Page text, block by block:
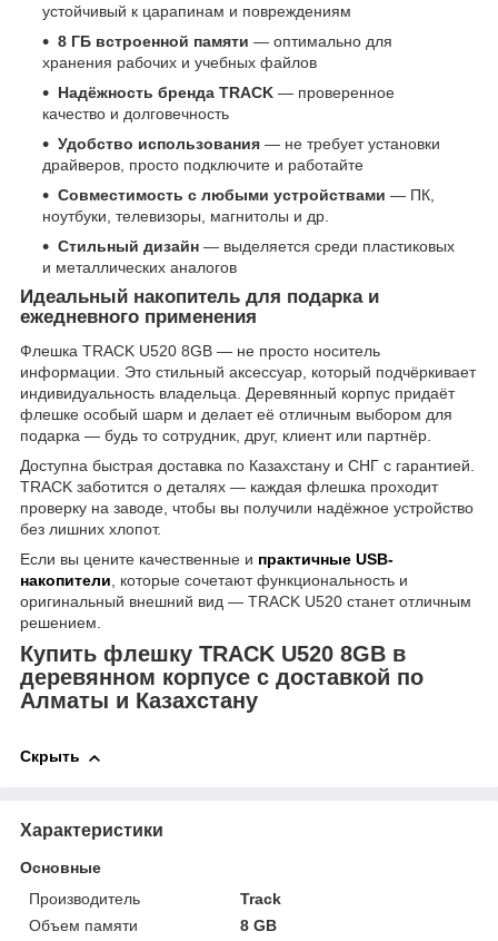
устойчивый к царапинам и повреждениям
8 ГБ встроенной памяти — оптимально для
хранения рабочих и учебных файлов
Надёжность бренда TRACK — проверенное
качество и долговечность
Удобство использования — не требует установки
драйверов, просто подключите и работайте
Совместимость с любыми устройствами — ПК,
ноутбуки, телевизоры, магнитолы и др.
Стильный дизайн — выделяется среди пластиковых
и металлических аналогов
Идеальный накопитель для подарка и
ежедневного применения
Флешка TRACK U520 8GB — не просто носитель
информации. Это стильный аксессуар, который подчёркивает
индивидуальность владельца. Деревянный корпус придаёт
флешке особый шарм и делает её отличным выбором для
подарка — будь то сотрудник, друг, клиент или партнёр.
Доступна быстрая доставка по Казахстану и СНГ с гарантией.
TRACK заботится о деталях — каждая флешка проходит
проверку на заводе, чтобы вы получили надёжное устройство
без лишних хлопот.
Если вы цените качественные и практичные USB-
накопители , которые сочетают функциональность и
оригинальный внешний вид — TRACK U520 станет отличным
решением.
Купить флешку TRACK U520 8GB в
деревянном корпусе с доставкой по
Алматы и Казахстану
Скрыть
Характеристики
Основные
Производитель
Track
Объем памяти
8 GB